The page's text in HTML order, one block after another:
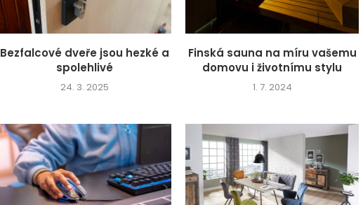
Bezfalcové dveře jsou hezké a
spolehlivé
24. 3. 2025
Finská sauna na míru vašemu
domovu i životnímu stylu
1. 7. 2024